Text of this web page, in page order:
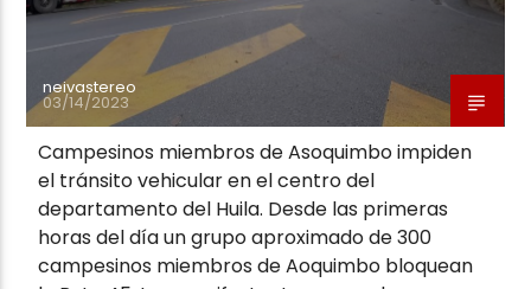
neivastereo
03/14/2023
Campesinos miembros de Asoquimbo impiden
el tránsito vehicular en el centro del
departamento del Huila. Desde las primeras
horas del día un grupo aproximado de 300
campesinos miembros de Aoquimbo bloquean